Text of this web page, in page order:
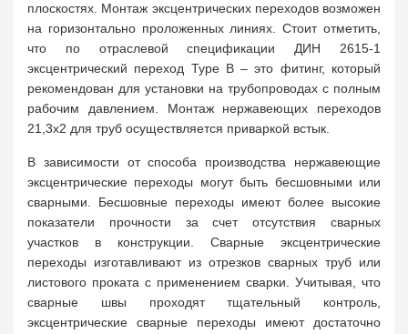
плоскостях. Монтаж эксцентрических переходов возможен
на горизонтально проложенных линиях. Стоит отметить,
что по отраслевой спецификации ДИН 2615-1
эксцентрический переход Type B – это фитинг, который
рекомендован для установки на трубопроводах с полным
рабочим давлением. Монтаж нержавеющих переходов
21,3х2 для труб осуществляется приваркой встык.
В зависимости от способа производства нержавеющие
эксцентрические переходы могут быть бесшовными или
сварными. Бесшовные переходы имеют более высокие
показатели прочности за счет отсутствия сварных
участков в конструкции. Сварные эксцентрические
переходы изготавливают из отрезков сварных труб или
листового проката с применением сварки. Учитывая, что
сварные швы проходят тщательный контроль,
эксцентрические сварные переходы имеют достаточно